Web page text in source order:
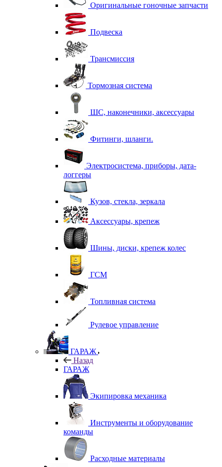
Оригинальные гоночные запчасти
Подвеска
Трансмиссия
Тормозная система
ШС, наконечники, аксессуары
Фитинги, шланги.
Электросистема, приборы, дата-
логгеры
Кузов, стекла, зеркала
Аксессуары, крепеж
Шины, диски, крепеж колес
ГСМ
Топливная система
Рулевое управление
ГАРАЖ
Назад
ГАРАЖ
Экипировка механика
Инструменты и оборудование
команды
Расходные материалы